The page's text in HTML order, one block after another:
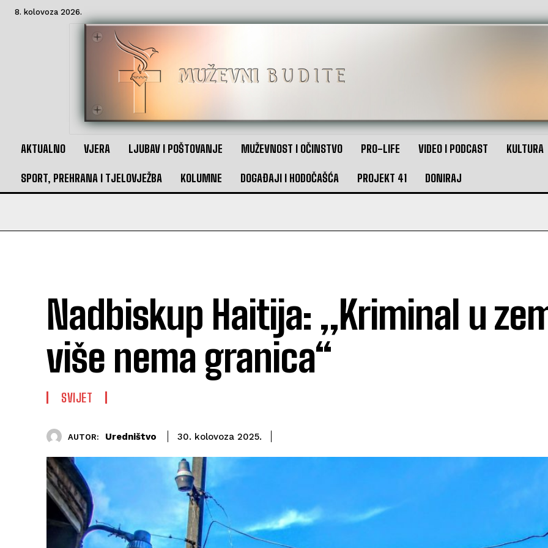
8. kolovoza 2026.
AKTUALNO VJERA LJUBAV I POŠTOVANJE MUŽEVNOST I OČINSTVO PRO-LIFE VIDEO I PODCAST KULTURA
SPORT, PREHRANA I TJELOVJEŽBA KOLUMNE DOGAĐAJI I HODOČAŠĆA PROJEKT 41 DONIRAJ
Nadbiskup Haitija: „Kriminal u
više nema granica“
SVIJET
AUTOR: Uredništvo 30. kolovoza 2025.